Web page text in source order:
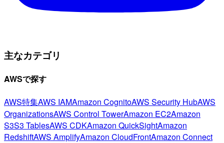
主なカテゴリ
AWSで探す
AWS特集AWS IAMAmazon CognitoAWS Security HubAWS
OrganizationsAWS Control TowerAmazon EC2Amazon
S3S3 TablesAWS CDKAmazon QuickSightAmazon
RedshiftAWS AmplifyAmazon CloudFrontAmazon Connect